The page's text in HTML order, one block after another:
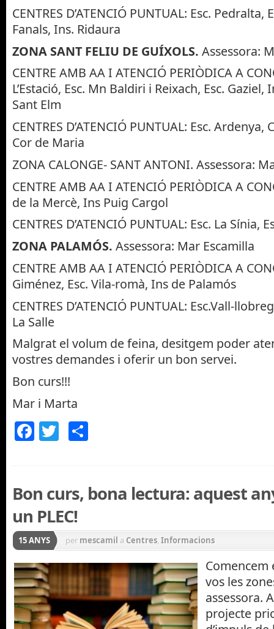
CENTRES D’ATENCIÓ PUNTUAL: Esc. Pedralta,
Fanals, Ins. Ridaura
ZONA SANT FELIU DE GUÍXOLS. Assessora:
CENTRE AMB AA I ATENCIÓ PERIÒDICA A
L’Estació, Esc. Mn Baldiri i Reixach, Esc. Gaziel,
Sant Elm
CENTRES D’ATENCIÓ PUNTUAL: Esc. Ardenya,
Cor de Maria
ZONA CALONGE- SANT ANTONI. Assessora:
CENTRE AMB AA I ATENCIÓ PERIÒDICA A
de la Mercè, Ins Puig Cargol
CENTRES D’ATENCIÓ PUNTUAL: Esc. La Sínia,
ZONA PALAMÓS. Assessora: Mar Escamilla
CENTRE AMB AA I ATENCIÓ PERIÒDICA A
Giménez, Esc. Vila-romà, Ins de Palamós
CENTRES D’ATENCIÓ PUNTUAL: Esc.Vall-
La Salle
Malgrat el volum de feina, desitgem poder
vostres demandes i oferir un bon servei.
Bon curs!!!
Mar i Marta
Facebook
Twitter
Bon curs, bona lectura: aquest
un PLEC!
15 ANYS per mescamil a Centres, Informacions
Comencem
vos les
assessora.
projecte